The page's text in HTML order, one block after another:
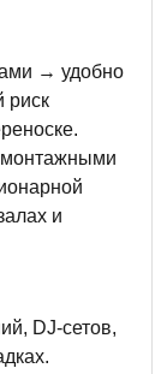
→ удобно
риск
и
DJ-сетов,